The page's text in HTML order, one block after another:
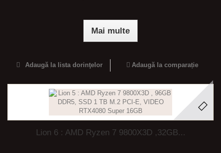
Mai multe
Adaugă la lista dorinţelor Adaugă la comparație
Lion 6 : AMD Ryzen 7 9800X3D ,32GB...